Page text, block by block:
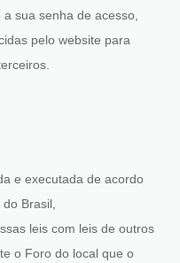
sua senha de acesso,
pelo website para
e executada de acordo
Brasil,
leis com leis de outros
o Foro do local que o